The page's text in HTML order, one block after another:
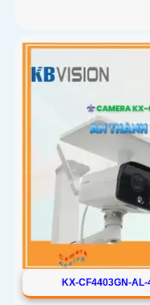
KX-CF4403GN-